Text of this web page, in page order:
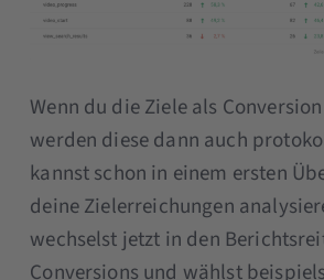
Wenn du die Ziele als
werden diese dann auch
kannst schon in einem ersten
deine Zielerreichungen
wechselst jetzt in den
Conversions und wählst